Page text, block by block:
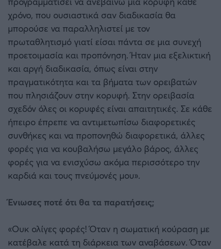
χρόνο, που ουσιαστικά σαν διαδικασία θα
μπορούσε να παραλληλιστεί με τον
πρωταθλητισμό γιατί είσαι πάντα σε μια συνεχή
προετοιμασία και προπόνηση. Ήταν μια εξελικτική
και αργή διαδικασία, όπως είναι στην
πραγματικότητα και τα βήματα των ορειβατών
που πλησιάζουν στην κορυφή. Στην ορειβασία
σχεδόν όλες οι κορυφές είναι απαιτητικές. Σε κάθε
ήπειρο έπρεπε να αντιμετωπίσω διαφορετικές
συνθήκες και να προπονηθώ διαφορετικά, άλλες
φορές για να κουβαλήσω μεγάλο βάρος, άλλες
φορές για να ενισχύσω ακόμα περισσότερο την
καρδιά και τους πνεύμονές μου».
Ένιωσες ποτέ ότι θα τα παρατήσεις;
«Ουκ ολίγες φορές! Όταν η σωματική κούραση με
κατέβαλε κατά τη διάρκεια των αναβάσεων. Όταν